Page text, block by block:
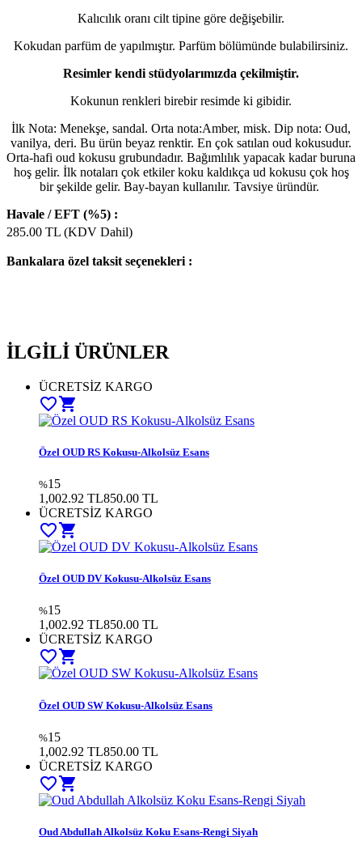
Kalıcılık oranı cilt tipine göre değişebilir.
Kokudan parfüm de yapılmıştır. Parfüm bölümünde bulabilirsiniz.
Resimler kendi stüdyolarımızda çekilmiştir.
Kokunun renkleri birebir resimde ki gibidir.
İlk Nota: Menekşe, sandal. Orta nota:Amber, misk. Dip nota: Oud,
vanilya, deri. Bu ürün beyaz renktir. En çok satılan oud kokusudur.
Orta-hafi oud kokusu grubundadır. Bağımlılık yapacak kadar buruna
hoş gelir. İlk notaları çok etkiler koku kaldıkça ud kokusu çok hoş
bir şekilde gelir. Bay-bayan kullanılır. Tavsiye üründür.
Havale / EFT (%5) :
285.00 TL (KDV Dahil)
Bankalara özel taksit seçenekleri :
İLGİLİ ÜRÜNLER
ÜCRETSİZ KARGO
favorite_bordershopping_cart
Özel OUD RS Kokusu-Alkolsüz Esans
%15
1,002.92 TL850.00 TL
ÜCRETSİZ KARGO
favorite_bordershopping_cart
Özel OUD DV Kokusu-Alkolsüz Esans
%15
1,002.92 TL850.00 TL
ÜCRETSİZ KARGO
favorite_bordershopping_cart
Özel OUD SW Kokusu-Alkolsüz Esans
%15
1,002.92 TL850.00 TL
ÜCRETSİZ KARGO
favorite_bordershopping_cart
Oud Abdullah Alkolsüz Koku Esans-Rengi Siyah